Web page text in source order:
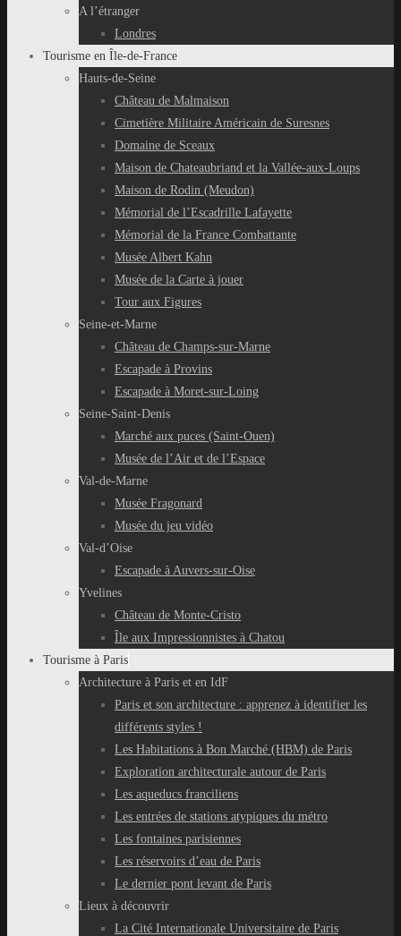
A l’étranger
Londres
Tourisme en Île-de-France
Hauts-de-Seine
Château de Malmaison
Cimetière Militaire Américain de Suresnes
Domaine de Sceaux
Maison de Chateaubriand et la Vallée-aux-Loups
Maison de Rodin (Meudon)
Mémorial de l’Escadrille Lafayette
Mémorial de la France Combattante
Musée Albert Kahn
Musée de la Carte à jouer
Tour aux Figures
Seine-et-Marne
Château de Champs-sur-Marne
Escapade à Provins
Escapade à Moret-sur-Loing
Seine-Saint-Denis
Marché aux puces (Saint-Ouen)
Musée de l’Air et de l’Espace
Val-de-Marne
Musée Fragonard
Musée du jeu vidéo
Val-d’Oise
Escapade à Auvers-sur-Oise
Yvelines
Château de Monte-Cristo
Île aux Impressionnistes à Chatou
Tourisme à Paris
Architecture à Paris et en IdF
Paris et son architecture : apprenez à identifier les
différents styles !
Les Habitations à Bon Marché (HBM) de Paris
Exploration architecturale autour de Paris
Les aqueducs franciliens
Les entrées de stations atypiques du métro
Les fontaines parisiennes
Les réservoirs d’eau de Paris
Le dernier pont levant de Paris
Lieux à découvrir
La Cité Internationale Universitaire de Paris